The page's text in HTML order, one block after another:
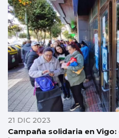
21 DIC 2023
Campaña solidaria en